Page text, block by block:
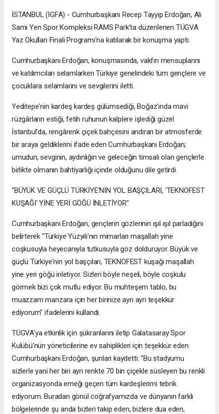
İSTANBUL (İGFA) - Cumhurbaşkanı Recep Tayyip Erdoğan, Ali
Sami Yen Spor Kompleksi RAMS Park'ta düzenlenen TÜGVA
Yaz Okulları Finali Programı'na katılarak bir konuşma yaptı.
Cumhurbaşkanı Erdoğan, konuşmasında, vakfın mensuplarını
ve katılımcıları selamlarken Türkiye genelindeki tüm gençlere ve
çocuklara selamlarını ve sevgilerini iletti.
Yeditepe'nin kardeş kardeş gülümsediği, Boğaz'ında mavi
rüzgârların estiği, fetih ruhunun kalplere işlediği güzel
İstanbul'da, rengârenk çiçek bahçesini andıran bir atmosferde
bir araya geldiklerini ifade eden Cumhurbaşkanı Erdoğan;
umudun, sevginin, aydınlığın ve geleceğin timsali olan gençlerle
birlikte olmanın bahtiyarlığı içinde olduğunu dile getirdi.
"BÜYÜK VE GÜÇLÜ TÜRKİYE'NİN YOL BAŞÇILARI, 'TEKNOFEST
KUŞAĞI' YİNE YERİ GÖĞÜ İNLETİYOR"
Cumhurbaşkanı Erdoğan, gençlerin gözlerinin ışıl ışıl parladığını
belirterek "Türkiye Yüzyılı'nın mimarları maşallah yine
coşkusuyla heyecanıyla tutkusuyla göz dolduruyor. Büyük ve
güçlü Türkiye'nin yol başçıları, TEKNOFEST kuşağı maşallah
yine yeri göğü inletiyor. Sizleri böyle neşeli, böyle coşkulu
görmek bizi çok mutlu ediyor. Bu muhteşem tablo, bu
muazzam manzara için her birinize ayrı ayrı teşekkür
ediyorum" ifadelerini kullandı.
TÜGVA'ya etkinlik için şükranlarını iletip Galatasaray Spor
Kulübü'nün yöneticilerine ev sahiplikleri için teşekkür eden
Cumhurbaşkanı Erdoğan, şunları kaydetti: "Bu stadyumu
sizlerle yani her biri ayrı renkte 70 bin çiçekle süsleyen bu renkli
organizasyonda emeği geçen tüm kardeşlerimi tebrik
ediyorum. Buradan gönül coğrafyamızda ve dünyanın farklı
bölgelerinde şu anda bizleri takip eden, bizlere dua eden,